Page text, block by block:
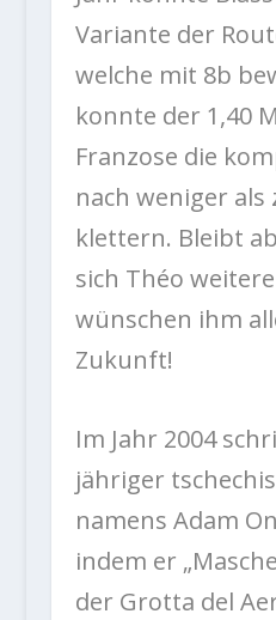
Variante der
welche mit 8b
konnte der 1,40
Franzose die
nach weniger als
klettern. Bleibt
sich Théo
wünschen ihm
Zukunft!
Im Jahr 2004
jähriger
namens Adam
indem er
der Grotta del